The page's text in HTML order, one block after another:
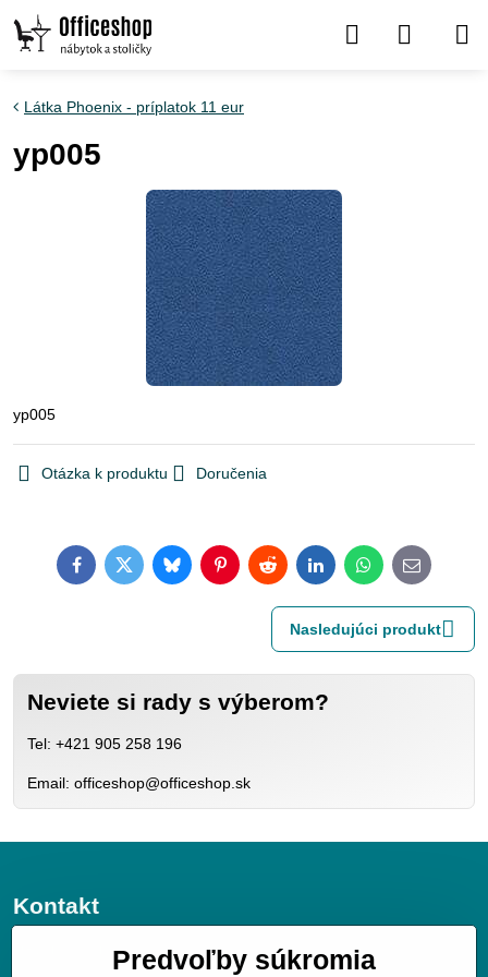
Látka Phoenix - príplatok 11 eur
yp005
yp005
Otázka k produktu Doručenia
FacebookTwitterBlueskyPinterestRedditLinkedInWhatsApp
E-
mail
Nasledujúci produkt
Neviete si rady s výberom?
Tel: +421 905 258 196
Email: officeshop@officeshop.sk
Kontakt
JGV trade s.r.o.Predvoľby súkromia